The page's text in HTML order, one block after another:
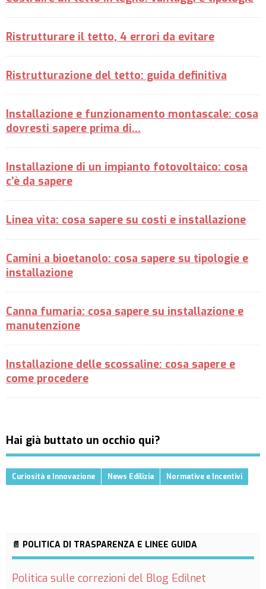
Ristrutturare il tetto, 4 errori da evitare
Ristrutturazione del tetto: guida definitiva
Installazione e funzionamento montascale: cosa
dovresti sapere prima di...
Installazione di un impianto fotovoltaico: cosa
c’è da sapere
Linea vita: cosa sapere su costi e installazione
Camini a bioetanolo: cosa sapere su tipologie e
installazione
Canna fumaria: cosa sapere su installazione e
manutenzione
Installazione delle scossaline: cosa sapere e
come procedere
Hai già buttato un occhio qui?
Curiosità e Innovazione News Edilizia Normative e Incentivi
📄 POLITICA DI TRASPARENZA E LINEE GUIDA
Politica sulle correzioni del Blog Edilnet